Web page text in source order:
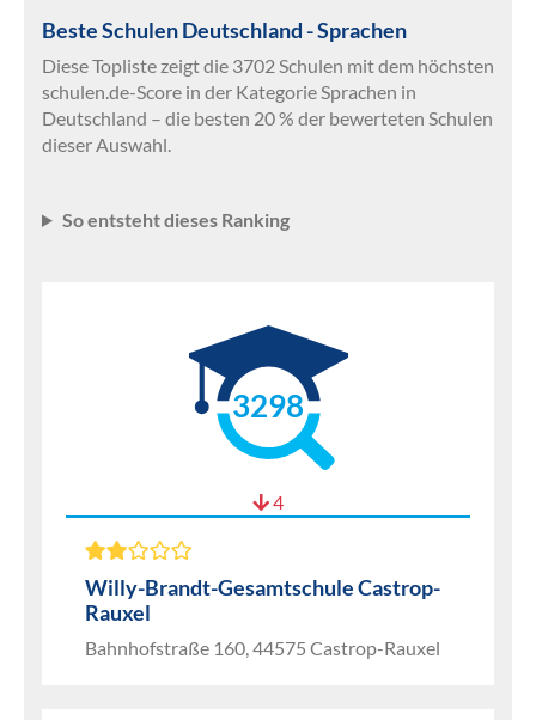
Beste Schulen Deutschland - Sprachen
Diese Topliste zeigt die 3702 Schulen mit dem höchsten
schulen.de-Score in der Kategorie Sprachen in
Deutschland – die besten 20 % der bewerteten Schulen
dieser Auswahl.
So entsteht dieses Ranking
3298
4
Willy-Brandt-Gesamtschule Castrop-
Rauxel
Bahnhofstraße 160, 44575 Castrop-Rauxel